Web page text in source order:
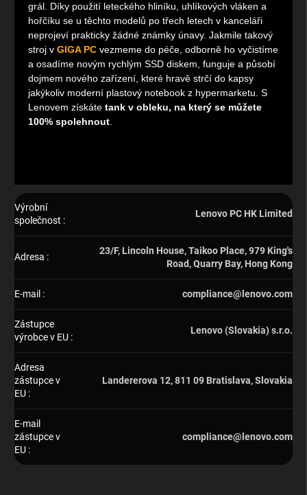
grál. Díky použití leteckého hliníku, uhlíkových vláken a
hořčíku se u těchto modelů po třech letech v kanceláři
neprojeví prakticky žádné známky únavy. Jakmile takový
stroj v GIGA PC vezmeme do péče, odborně ho vyčistíme
a osadíme novým rychlým SSD diskem, funguje a působí
dojmem nového zařízení, které hravě strčí do kapsy
jakýkoliv moderní plastový notebook z hypermarketu. S
Lenovem získáte tank v obleku, na který se můžete
100% spolehnout.
Výrobní
společnost :
Lenovo PC HK Limited
Adresa :
23/F, Lincoln House, Taikoo Place, 979 King's
Road, Quarry Bay, Hong Kong
E-mail : compliance@lenovo.com
Zástupce
výrobce v EU :
Lenovo (Slovakia) s.r.o.
Adresa
zástupce v
EU :
Landererova 12, 811 09 Bratislava, Slovakia
E-mail
zástupce v
EU :
compliance@lenovo.com